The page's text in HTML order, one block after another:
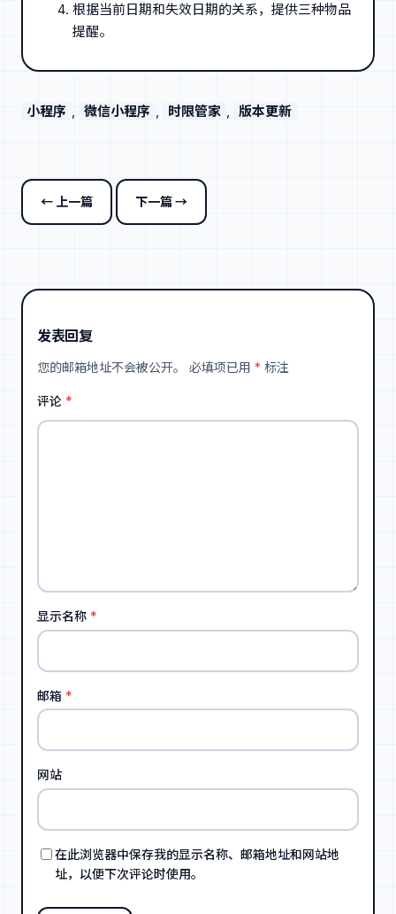
根据当前日期和失效日期的关系，提供三种物品
提醒。
小程序 , 微信小程序 , 时限管家 , 版本更新
← 上一篇 下一篇 →
发表回复
您的邮箱地址不会被公开。 必填项已用 * 标注
评论 *
显示名称 *
邮箱 *
网站
在此浏览器中保存我的显示名称、邮箱地址和网站地
址，以便下次评论时使用。